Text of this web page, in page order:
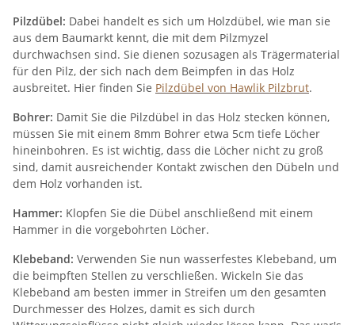
Pilzdübel: Dabei handelt es sich um Holzdübel, wie man sie
aus dem Baumarkt kennt, die mit dem Pilzmyzel
durchwachsen sind. Sie dienen sozusagen als Trägermaterial
für den Pilz, der sich nach dem Beimpfen in das Holz
ausbreitet. Hier finden Sie Pilzdübel von Hawlik Pilzbrut.
Bohrer: Damit Sie die Pilzdübel in das Holz stecken können,
müssen Sie mit einem 8mm Bohrer etwa 5cm tiefe Löcher
hineinbohren. Es ist wichtig, dass die Löcher nicht zu groß
sind, damit ausreichender Kontakt zwischen den Dübeln und
dem Holz vorhanden ist.
Hammer: Klopfen Sie die Dübel anschließend mit einem
Hammer in die vorgebohrten Löcher.
Klebeband: Verwenden Sie nun wasserfestes Klebeband, um
die beimpften Stellen zu verschließen. Wickeln Sie das
Klebeband am besten immer in Streifen um den gesamten
Durchmesser des Holzes, damit es sich durch